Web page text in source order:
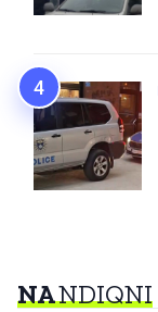
NANDIQNI